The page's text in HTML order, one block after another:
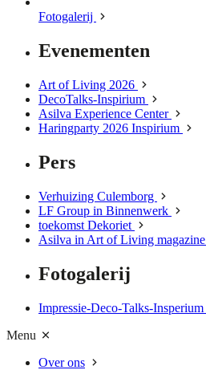
Fotogalerij
Evenementen
Art of Living 2026
DecoTalks-Inspirium
Asilva Experience Center
Haringparty 2026 Inspirium
Pers
Verhuizing Culemborg
LF Group in Binnenwerk
toekomst Dekoriet
Asilva in Art of Living magazine
Fotogalerij
Impressie-Deco-Talks-Insperium
Menu
Over ons